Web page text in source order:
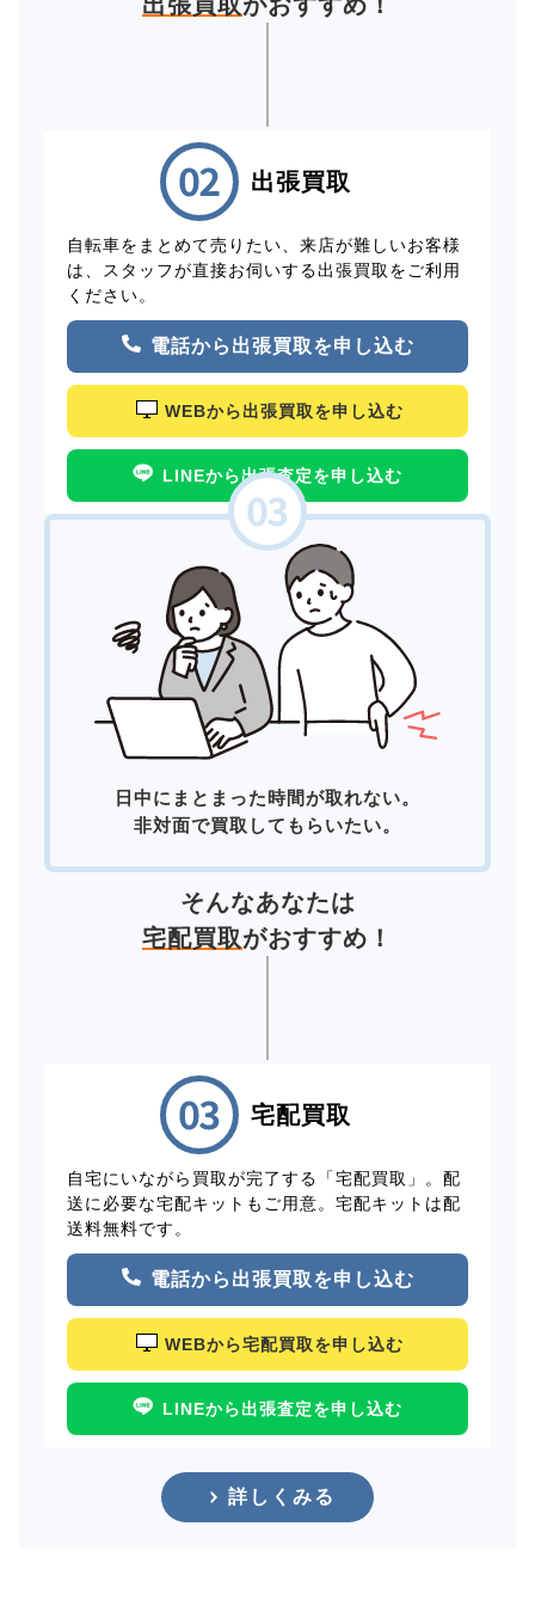
出張買取
自転車をまとめて売りたい、来店が難しいお客様
は、スタッフが直接お伺いする出張買取をご利用
ください。
電話から出張買取を申し込む
WEBから出張買取を申し込む
LINEから出張査定を申し込む
日中にまとまった時間が取れない。
非対面で買取してもらいたい。
そんなあなたは
宅配買取がおすすめ！
宅配買取
自宅にいながら買取が完了する「宅配買取」。配
送に必要な宅配キットもご用意。宅配キットは配
送料無料です。
電話から出張買取を申し込む
WEBから宅配買取を申し込む
LINEから出張査定を申し込む
詳しくみる